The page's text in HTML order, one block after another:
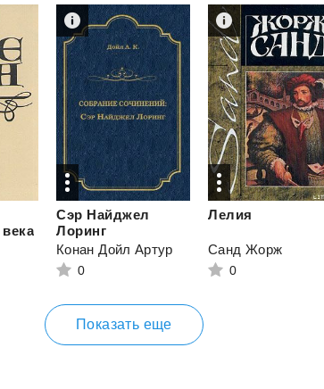
Сэр Найджел
Лоринг
Конан Дойл Артур
0
Лелия
Санд Жорж
0
Показать еще